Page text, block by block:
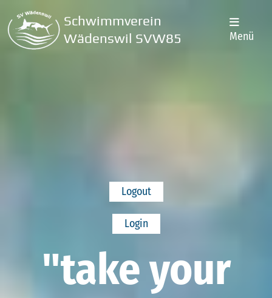
Schwimmverein
Wädenswil SVW85
Menü
Logout
Login
"take your